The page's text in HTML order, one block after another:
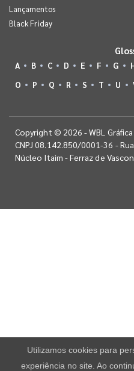
Lançamentos
Black Friday
A B C D E F G
O
P Q R S T U
Copyright © 2026 - WBL
CNPJ 08.142.850/0001-36 -
Núcleo Itaim - Ferraz de
Utilizamos cookies para
experiência no site. Ao